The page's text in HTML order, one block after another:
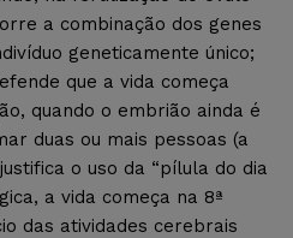
a combinação dos genes
geneticamente único;
que a vida começa
quando o embrião ainda é
duas ou mais pessoas (a
o uso da “pílula do dia
a vida começa na 8ª
das atividades cerebrais